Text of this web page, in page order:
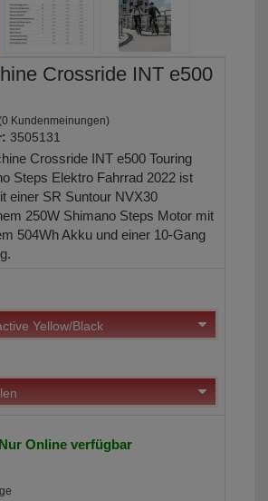
Crossride INT e500
Kundenmeinungen)
3505131
Crossride INT e500 Touring
Steps Elektro Fahrrad 2022 ist
einer SR Suntour NVX30
250W Shimano Steps Motor mit
504Wh Akku und einer 10-Gang
Nur Online verfügbar